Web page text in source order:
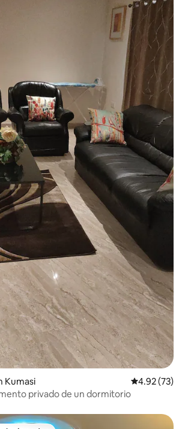
Kumasi Calificación
4.92 (73)
privado de un dormitorio